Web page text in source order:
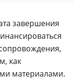
завершения
как
материалами.